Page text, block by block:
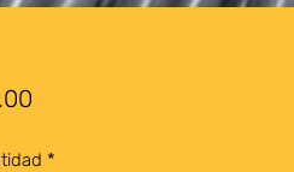
Precio
*